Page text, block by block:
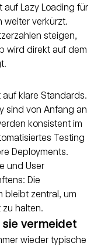
auf Lazy Loading für
weiter verkürzt.
steigen,
wird direkt auf dem
klare Standards.
sind von Anfang an
konsistent im
Testing
Deployments.
und User
Die
bleibt zentral, um
halten.
sie vermeidet
wieder typische